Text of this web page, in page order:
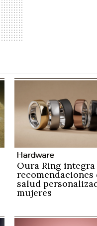
Hardware
Oura Ring integra
recomendaciones
salud
mujeres